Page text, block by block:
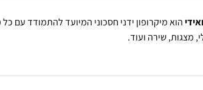
הוא מיקרופון ידני חסכוני המיועד להתמודד עם
מצגות, שירה ועוד.